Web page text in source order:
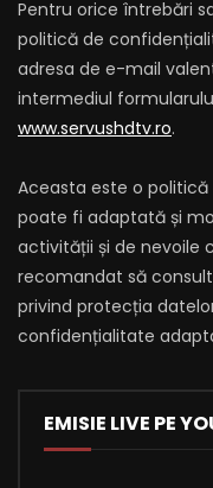
Pentru orice întrebări
politică de
adresa de e-mail
intermediul
www.servushdtv.ro.
Aceasta este o
poate fi adaptată și
activității și de nevoile
recomandat să
privind protecția
confidențialitate
EMISIE LIVE PE